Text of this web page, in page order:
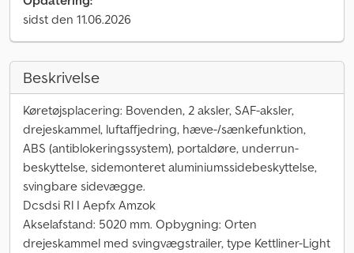
sidst den 11.06.2026
Beskrivelse
Køretøjsplacering: Bovenden, 2 aksler, SAF-aksler,
drejeskammel, luftaffjedring, hæve-/sænkefunktion,
ABS (antiblokeringssystem), portaldøre, underrun-
beskyttelse, sidemonteret aluminiumssidebeskyttelse,
svingbare sidevægge.
Dcsdsi Rl I Aepfx Amzok
Akselafstand: 5020 mm. Opbygning: Orten
drejeskammel med svingvægstrailer, type Kettliner-Light